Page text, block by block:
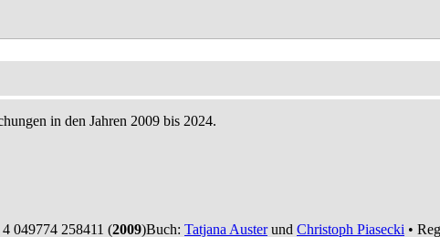
in den Jahren 2009 bis 2024.
049774 258411 (2009)Buch: Tatjana Austerund Christoph Piasecki •